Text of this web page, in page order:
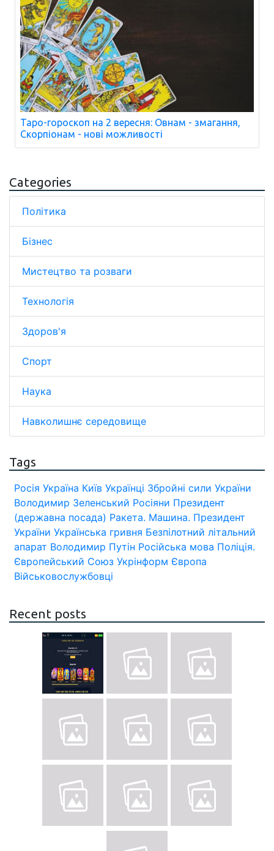
Таро-гороскоп на 2 вересня: Овнам - змагання,
Скорпіонам - нові можливості
Categories
Політика
Бізнес
Мистецтво та розваги
Технологія
Здоров'я
Спорт
Наука
Навколишнє середовище
Tags
Росія Україна Київ Українці Збройні сили України
Володимир Зеленський Росіяни Президент
(державна посада) Ракета. Машина. Президент
України Українська гривня Безпілотний літальний
апарат Володимир Путін Російська мова Поліція.
Європейський Союз Укрінформ Європа
Військовослужбовці
Recent posts